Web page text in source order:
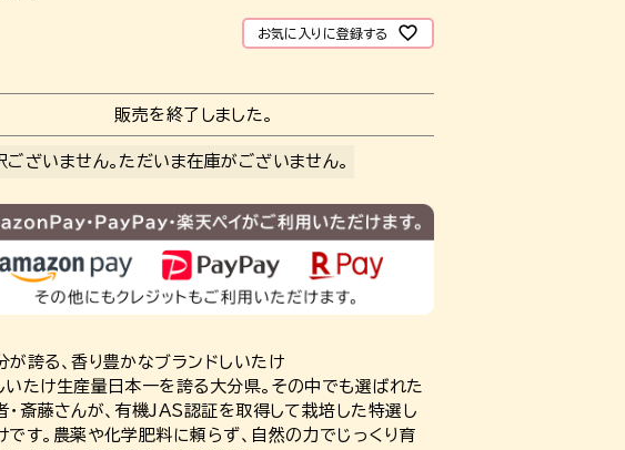
お気に入りに登録する
販売を終了しました。
ございません。ただいま在庫がございません。
誇る、香り豊かなブランドしいたけ
いたけ生産量日本一を誇る大分県。その中でも選ばれた
・斎藤さんが、有機JAS認証を取得して栽培した特選し
です。農薬や化学肥料に頼らず、自然の力でじっくり育